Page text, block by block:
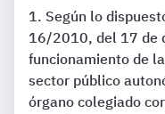
Según lo
16/2010, del 17 de
funcionamiento de
sector público
órgano colegiado